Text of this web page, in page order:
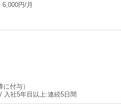
円/月
付与）
社5年目以上:連続5日間